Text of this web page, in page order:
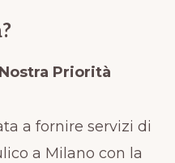
Priorità
a fornire servizi di
a Milano con la